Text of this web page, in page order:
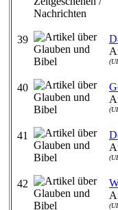
39
40
41
42